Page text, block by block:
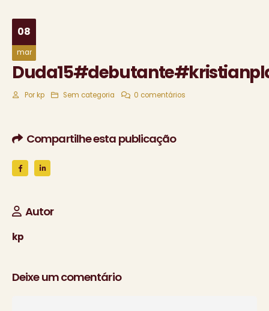
08
mar
Por kp Sem categoria 0 comentários
Compartilhe esta publicação
Autor
kp
Deixe um comentário